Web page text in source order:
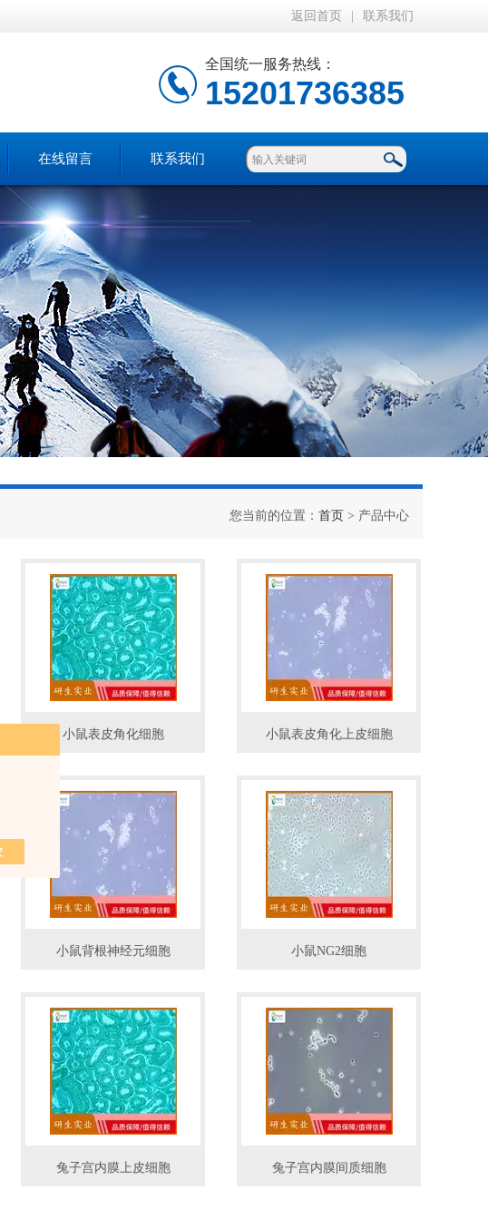
返回首页 联系我们
全国统一服务热线：
15201736385
在线留言 联系我们
您当前的位置： 首页 > 产品中心
小鼠表皮角化细胞 小鼠表皮角化上皮细胞
小鼠背根神经元细胞 小鼠NG2细胞
兔子宫内膜上皮细胞 兔子宫内膜间质细胞